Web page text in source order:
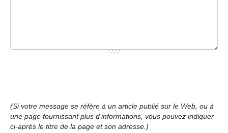
(Si votre message se réfère à un article publié sur le Web, ou à
une page fournissant plus d’informations, vous pouvez indiquer
ci-après le titre de la page et son adresse.)